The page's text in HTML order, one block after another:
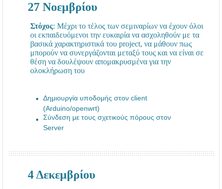
27 Νοεμβρίου
Στόχος: Μέχρι το τέλος των σεμιναρίων να έχουν όλοι
οι εκπαιδευόμενοι την ευκαιρία να ασχοληθούν με τα
βασικά χαρακτηριστικά του project, να μάθουν πως
μπορούν να συνεργάζονται μεταξύ τους και να είναι σε
θέση να δουλέψουν απομακρυσμένα για την
ολοκλήρωση του
Δημιουργία υποδομής στον client
(Arduino/openwrt)
Σύνδεση με τους σχετικούς πόρους στον
Server
4 Δεκεμβρίου